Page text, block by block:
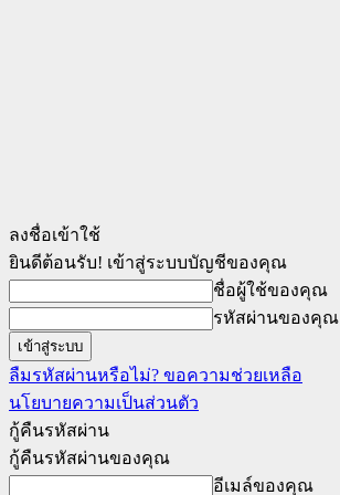
ลงชื่อเข้าใช้
ยินดีต้อนรับ! เข้าสู่ระบบบัญชีของคุณ
ชื่อผู้ใช้ของคุณ
รหัสผ่านของคุณ
ลืมรหัสผ่านหรือไม่? ขอความช่วยเหลือ
นโยบายความเป็นส่วนตัว
กู้คืนรหัสผ่าน
กู้คืนรหัสผ่านของคุณ
อีเมล์ของคุณ